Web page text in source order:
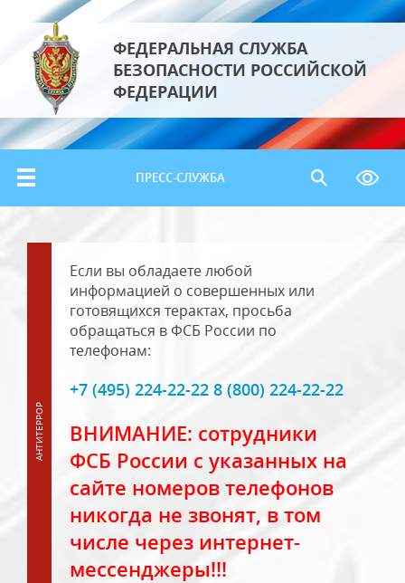
ФЕДЕРАЛЬНАЯ СЛУЖБА
БЕЗОПАСНОСТИ РОССИЙСКОЙ
ФЕДЕРАЦИИ
ПРЕСС-СЛУЖБА
Если вы обладаете любой
информацией о совершенных или
готовящихся терактах, просьба
обращаться в ФСБ России по
телефонам:
+7 (495) 224-22-22 8 (800) 224-22-22
ВНИМАНИЕ: сотрудники
ФСБ России с указанных на
сайте номеров телефонов
никогда не звонят, в том
числе через интернет-
мессенджеры!!!